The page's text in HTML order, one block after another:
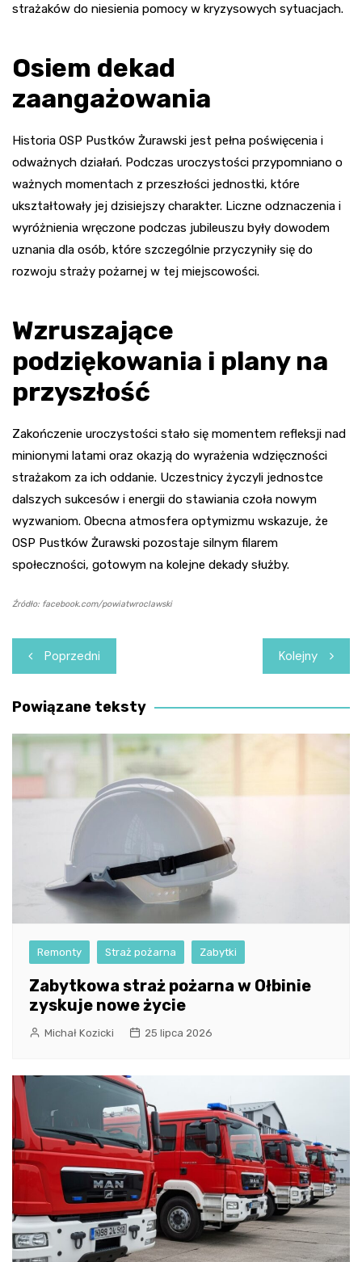
strażaków do niesienia pomocy w kryzysowych sytuacjach.
Osiem dekad
zaangażowania
Historia OSP Pustków Żurawski jest pełna poświęcenia i
odważnych działań. Podczas uroczystości przypomniano o
ważnych momentach z przeszłości jednostki, które
ukształtowały jej dzisiejszy charakter. Liczne odznaczenia i
wyróżnienia wręczone podczas jubileuszu były dowodem
uznania dla osób, które szczególnie przyczyniły się do
rozwoju straży pożarnej w tej miejscowości.
Wzruszające
podziękowania i plany na
przyszłość
Zakończenie uroczystości stało się momentem refleksji nad
minionymi latami oraz okazją do wyrażenia wdzięczności
strażakom za ich oddanie. Uczestnicy życzyli jednostce
dalszych sukcesów i energii do stawiania czoła nowym
wyzwaniom. Obecna atmosfera optymizmu wskazuje, że
OSP Pustków Żurawski pozostaje silnym filarem
społeczności, gotowym na kolejne dekady służby.
Źródło: facebook.com/powiatwroclawski
Nawigacja
wpisu
Poprzedni Kolejny
Powiązane teksty
Remonty Straż pożarna Zabytki
Zabytkowa straż pożarna w Ołbinie
zyskuje nowe życie
Michał Kozicki 25 lipca 2026